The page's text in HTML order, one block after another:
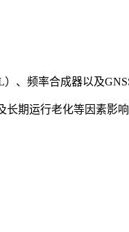
）、频率合成器以及
期运行老化等因素影响